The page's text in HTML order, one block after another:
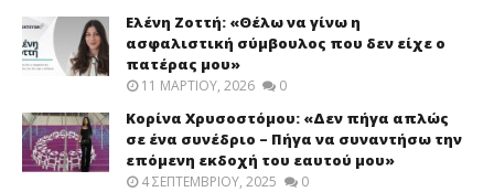
Ελένη Ζοττή: «Θέλω να γίνω η
ασφαλιστική σύμβουλος που δεν είχε ο
πατέρας μου»
11 ΜΑΡΤΊΟΥ, 2026 0
Κορίνα Χρυσοστόμου: «Δεν πήγα απλώς
σε ένα συνέδριο – Πήγα να συναντήσω την
επόμενη εκδοχή του εαυτού μου»
4 ΣΕΠΤΕΜΒΡΊΟΥ, 2025 0